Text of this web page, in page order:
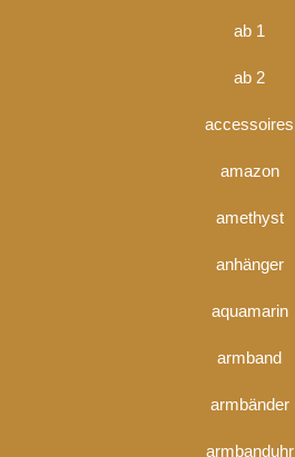
ab 1
ab 2
accessoires
amazon
amethyst
anhänger
aquamarin
armband
armbänder
armbanduhr